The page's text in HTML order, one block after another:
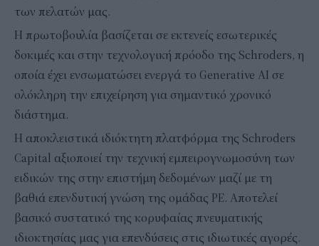
των πελατών μας.
Η πρωτοβουλία βασίζεται σε εκτενείς εσωτερικές
δοκιμές και στην τεχνολογική πρόοδο της Schroders, η
οποία έχει ενσωματώσει ενεργά το Generative AI σε
ολόκληρη την επιχείρηση για σημαντικό χρονικό
διάστημα.
Η αποκλειστικά ιδιόκτητη πλατφόρμα της Schroders
Capital αξιοποιεί την τεχνική εμπειρογνωμοσύνη των
ειδικών της στην επιστήμη δεδομένων μαζί με τη
βαθιά επενδυτική γνώση της ομάδας PE. Αποτελεί
βασικό συστατικό της κορυφαίας πνευματικής
ιδιοκτησίας μας για επενδύσεις στις ιδιωτικές αγορές.